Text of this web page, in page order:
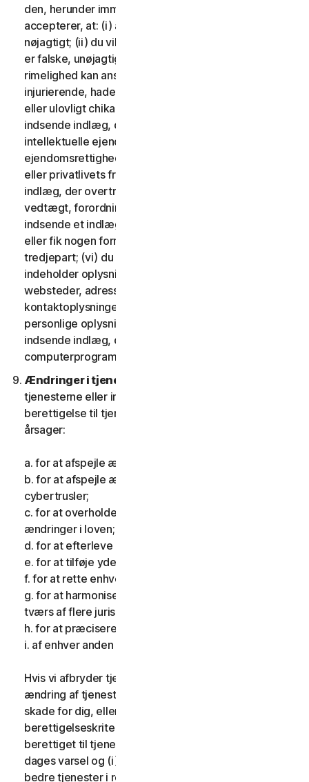
den, herunder immaterielle rettigheder. Du
accepterer, at: (i) alt indhold i dine indlæg skal være
nøjagtigt; (ii) du vil ikke indsende indlæg, som du ved
er falske, unøjagtige eller vildledende og/eller med
rimelighed kan anses for at være ærekrænkende,
injurierende, hadefulde, stødende, ulovligt truende
eller ulovligt chikanerende for nogen; (iii) du vil ikke
indsende indlæg, der krænker en tredjeparts
intellektuelle ejendomsrettigheder eller andre
ejendomsrettigheder eller rettigheder til offentlighed
eller privatlivets fred; (iv) du vil ikke indsende et
indlæg, der overtræder nogen gældende lov,
vedtægt, forordning eller forskrift; (v) du vil ikke
indsende et indlæg, som du blev kompenseret for
eller fik nogen form for vederlag for af nogen
tredjepart; (vi) du vil ikke indsende indlæg, der
indeholder oplysninger, der refererer til andre
websteder, adresser, mailadresser,
kontaktoplysninger, telefonnumre eller andre
personlige oplysninger for nogen; og (vii) du vil ikke
indsende indlæg, der indeholder potentielt skadelige
computerprogrammer eller filer.
Ændringer i tjenesterne.
tjenesterne eller indføre eller variere kriterierne for
berettigelse til tjenesterne af en eller flere følgende
årsager:
a. for at afspejle ændringer i teknologien;
b. for at afspejle ændringer i karakteren af
cybertrusler;
c. for at overholde gældende lovgivning og afspejle
ændringer i loven;
d. for at efterleve krav pålagt af et tilsynsorgan;
e. for at tilføje yderligere funktionalitet;
f. for at rette enhver fejl;
g. for at harmonisere tjenesterne eller vilkårene på
tværs af flere jurisdiktioner;
h. for at præcisere vilkårene; og
i. af enhver anden gyldig grund.
Hvis vi afbryder tjenesterne, foretager en væsentlig
ændring af tjenesterne, som kan være til væsentlig
skade for dig, eller indfører eller ændrer
berettigelseskriterier, så du ikke længere er
berettiget til tjenesterne, giver vi dig fjorten (14)
dages varsel og (i) giver dig sammenlignelige eller
bedre tjenester i resten af din tjenesteperiode uden